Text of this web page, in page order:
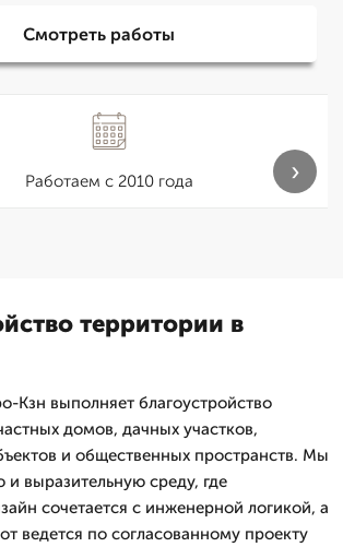
Смотреть работы
Работаем с 2010 года ›
территории в
Кзн выполняет благоустройство
домов, дачных участков,
и общественных пространств. Мы
выразительную среду, где
сочетается с инженерной логикой, а
ведется по согласованному проекту